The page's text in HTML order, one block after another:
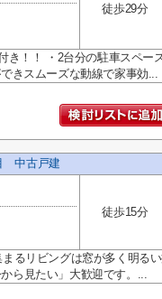
徒歩29分
き！！ ・2台分の駐車スペー
きスムーズな動線で家事効...
中古戸建
徒歩15分
るリビングは窓が多く明る
ら見たい」大歓迎です。...